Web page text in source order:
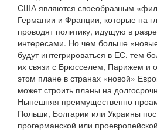
США являются своеобразным
Германии и Франции, которые на
проводят политику, идущую в
интересами. Но чем больше
будут интегрироваться в ЕС, тем
их связи с Брюсселем, Парижем и
этом плане в странах «новой»
может строить планы на
Нынешняя преимущественно
Польши, Болгарии или Украины
прогерманской или